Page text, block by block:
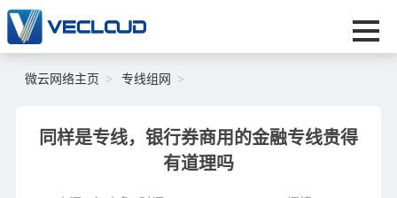
微云网络主页 专线组网
同样是专线，银行券商用的金融专线贵得
有道理吗